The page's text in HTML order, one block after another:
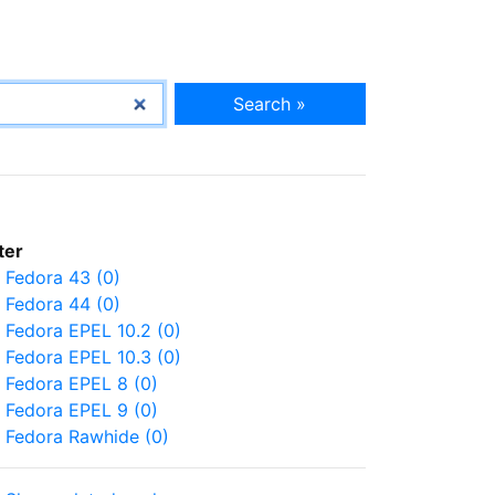
Search »
Fedora 43 (0)
Fedora 44 (0)
Fedora EPEL 10.2 (0)
Fedora EPEL 10.3 (0)
Fedora EPEL 8 (0)
Fedora EPEL 9 (0)
Fedora Rawhide (0)